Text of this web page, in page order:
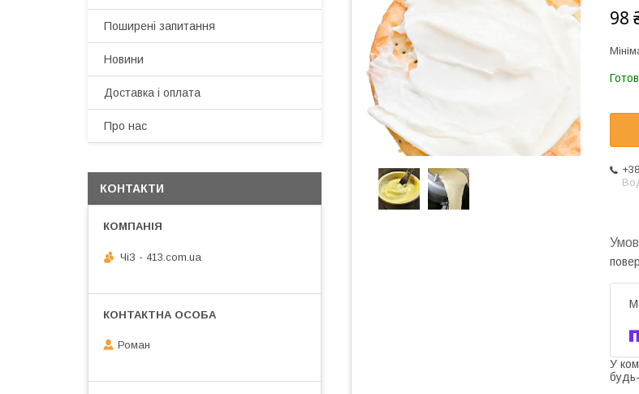
98
У
Поширені запитання
Новини
Доставка і оплата
Про нас
КОНТАКТИ
ЧiЗ - 413.com.ua
Роман